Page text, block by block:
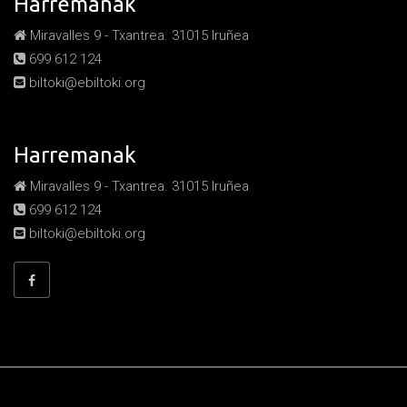
Miravalles 9 - Txantrea. 31015 Iruñea
699 612 124
biltoki@ebiltoki.org
Harremanak
Miravalles 9 - Txantrea. 31015 Iruñea
699 612 124
biltoki@ebiltoki.org